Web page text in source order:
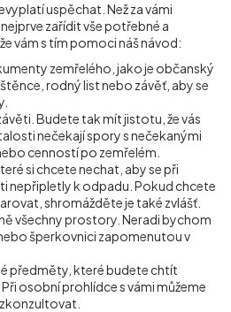
uspěchat. Než za vámi
zařídit vše potřebné a
vám s tím pomoci náš návod:
zemřelého, jako je občanský
rodný list nebo závěť, aby se
Budete tak mít jistotu, že vás
nečekají spory s nečekanými
cenností po zemřelém.
si chcete nechat, aby se při
nepřipletly k odpadu. Pokud chcete
shromážděte je také zvlášť.
všechny prostory. Neradi bychom
šperkovnici zapomenutou v
předměty, které budete chtít
osobní prohlídce s vámi můžeme